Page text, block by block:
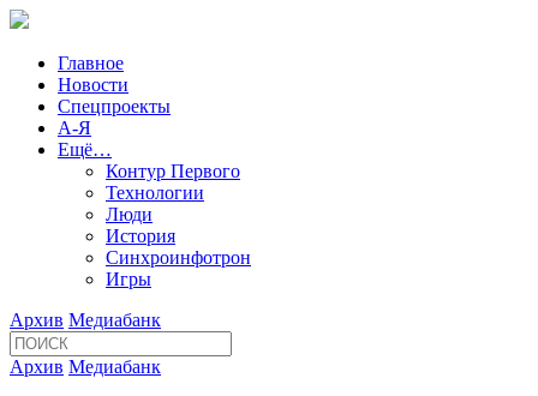
Главное
Новости
Спецпроекты
А-Я
Ещё…
Контур Первого
Технологии
Люди
История
Синхроинфотрон
Игры
Архив Медиабанк
Архив Медиабанк